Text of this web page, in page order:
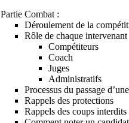
Partie Combat :
Déroulement de la
Rôle de chaque intervenant
Compétiteurs
Coach
Juges
Administratifs
Processus du passage
Rappels des protections
Rappels des coups interdits